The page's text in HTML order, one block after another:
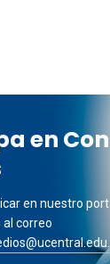
en
en nuestro
correo